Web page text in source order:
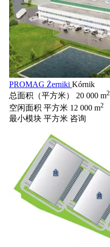
PROMAG Żerniki Kórnik
总面积（平方米）
20 000 m2
空闲面积 平方米 12 000 m2
最小模块 平方米 咨询